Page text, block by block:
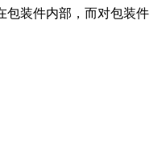
包装件内部，而对包装件